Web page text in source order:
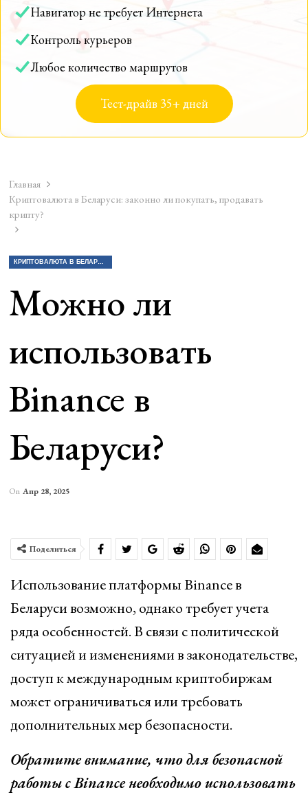
Навигатор не требует Интернета
Контроль курьеров
Любое количество маршрутов
Тест-драйв 35+ дней
Главная
Криптовалюта в Беларуси: законно ли покупать, продавать
крипту?
КРИПТОВАЛЮТА В БЕЛАРУСИ: ЗАКОННО ЛИ ПОКУПАТЬ, ПРОДАВАТЬ КРИПТУ?
Можно ли
использовать
Binance в
Беларуси?
On Апр 28, 2025
Поделиться
Использование платформы Binance в
Беларуси возможно, однако требует учета
ряда особенностей. В связи с политической
ситуацией и изменениями в законодательстве,
доступ к международным криптобиржам
может ограничиваться или требовать
дополнительных мер безопасности.
Обратите внимание, что для безопасной
работы с Binance необходимо использовать